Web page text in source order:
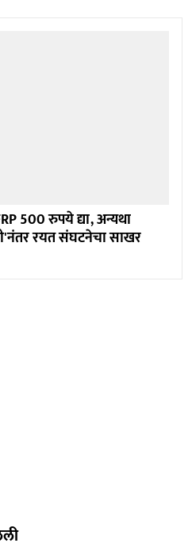
500 रुपये द्या, अन्यथा
रयत संघटनेचा साखर